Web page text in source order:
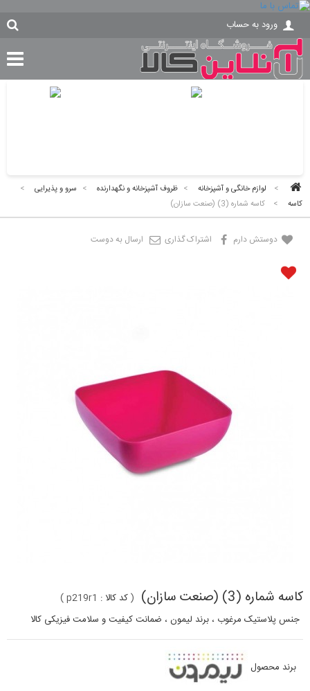
ورود به حساب
> لوازم خانگی و آشپزخانه > ظروف آشپزخانه و نگهدارنده > سرو و پذیرایی
>
کاسه
> کاسه شماره (3) (صنعت سازان)
دوستش دارم اشتراک گذاری ارسال به دوست
کاسه شماره (3) (صنعت سازان) (کد کالا : p219r1
)
جنس پلاستیک مرغوب ، برند لیمون ، ضمانت کیفیت و سلامت فیزیکی کالا
برند محصول